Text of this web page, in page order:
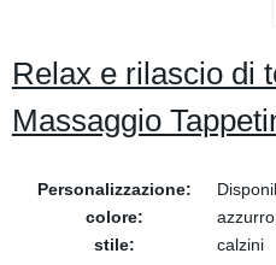
Relax e rilascio di
Massaggio
Personalizzazione:
colore:
stile:
calzini